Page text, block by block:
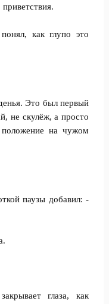
как глупо это
Это был первый
не скулёж, а просто
на чужом
паузы добавил: -
глаза, как